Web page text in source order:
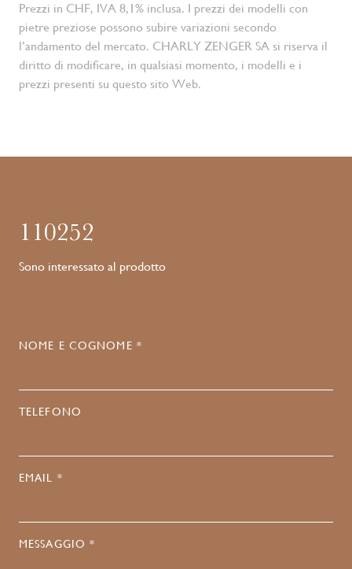
Prezzi in CHF, IVA 8,1% inclusa. I prezzi dei modelli con
pietre preziose possono subire variazioni secondo
l’andamento del mercato. CHARLY ZENGER SA si riserva il
diritto di modificare, in qualsiasi momento, i modelli e i
prezzi presenti su questo sito Web.
110252
Sono interessato al prodotto
NOME E COGNOME *
TELEFONO
EMAIL *
MESSAGGIO *